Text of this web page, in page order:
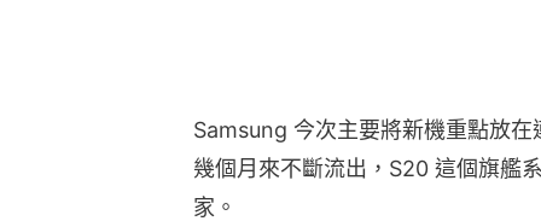
Samsung 今次主要將新機重點放
幾個月來不斷流出，S20 這個旗艦
家。